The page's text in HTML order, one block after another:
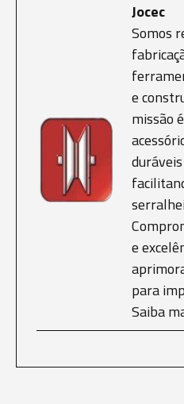
Jocec
Somos
e
missão
e
para
Saiba